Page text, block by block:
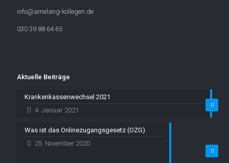
info@amelang-kollegen.de
030 39 88 64 65
Aktuelle Beiträge
0
Krankenkassenwechsel 2021
4. Januar 2021
0
Was ist das Onlinezugangsgesetz (OZG)
25. November 2020